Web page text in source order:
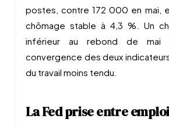
postes, contre 172 000 en mai,
chômage stable à 4,3 %. Un
inférieur au rebond de mai
convergence des deux
du travail moins tendu.
La Fed prise entre